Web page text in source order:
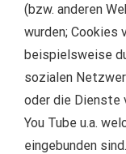
(bzw. anderen
wurden;
beispielsweise
sozialen
oder die Dienste
You Tube u.a.
eingebunden